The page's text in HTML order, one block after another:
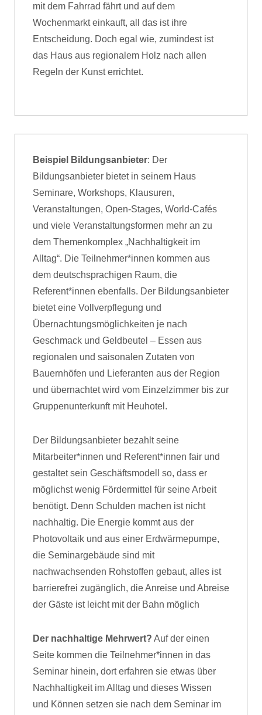
mit dem Fahrrad fährt und auf dem
Wochenmarkt einkauft, all das ist ihre
Entscheidung. Doch egal wie, zumindest ist
das Haus aus regionalem Holz nach allen
Regeln der Kunst errichtet.
Beispiel Bildungsanbieter: Der
Bildungsanbieter bietet in seinem Haus
Seminare, Workshops, Klausuren,
Veranstaltungen, Open-Stages, World-Cafés
und viele Veranstaltungsformen mehr an zu
dem Themenkomplex „Nachhaltigkeit im
Alltag“. Die Teilnehmer*innen kommen aus
dem deutschsprachigen Raum, die
Referent*innen ebenfalls. Der Bildungsanbieter
bietet eine Vollverpflegung und
Übernachtungsmöglichkeiten je nach
Geschmack und Geldbeutel – Essen aus
regionalen und saisonalen Zutaten von
Bauernhöfen und Lieferanten aus der Region
und übernachtet wird vom Einzelzimmer bis zur
Gruppenunterkunft mit Heuhotel.
Der Bildungsanbieter bezahlt seine
Mitarbeiter*innen und Referent*innen fair und
gestaltet sein Geschäftsmodell so, dass er
möglichst wenig Fördermittel für seine Arbeit
benötigt. Denn Schulden machen ist nicht
nachhaltig. Die Energie kommt aus der
Photovoltaik und aus einer Erdwärmepumpe,
die Seminargebäude sind mit
nachwachsenden Rohstoffen gebaut, alles ist
barrierefrei zugänglich, die Anreise und Abreise
der Gäste ist leicht mit der Bahn möglich
Der nachhaltige Mehrwert? Auf der einen
Seite kommen die Teilnehmer*innen in das
Seminar hinein, dort erfahren sie etwas über
Nachhaltigkeit im Alltag und dieses Wissen
und Können setzen sie nach dem Seminar im